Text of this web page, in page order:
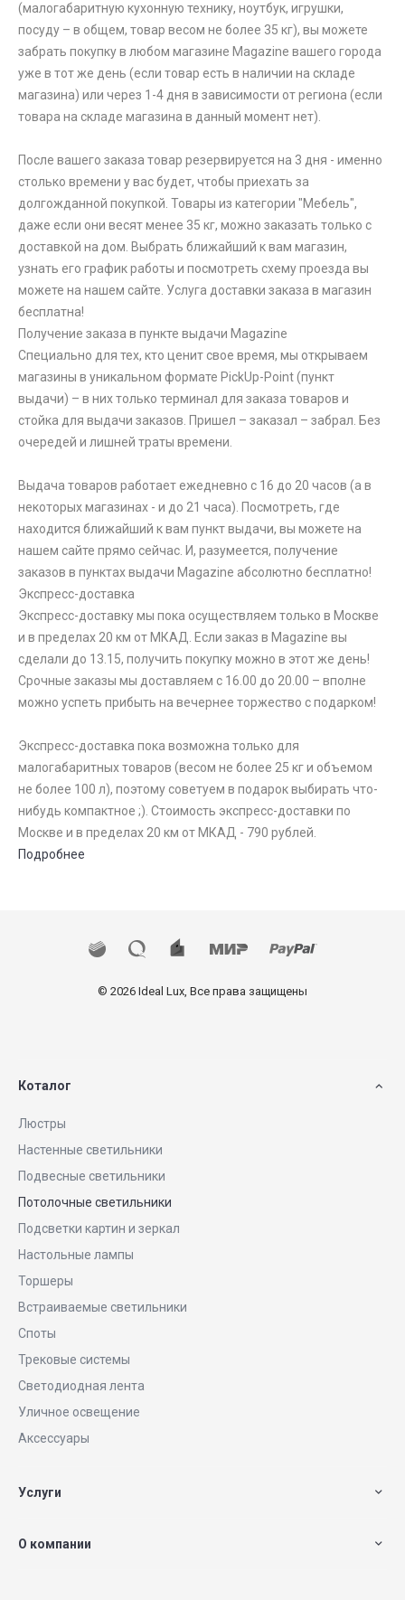
(малогабаритную кухонную технику, ноутбук, игрушки,
посуду – в общем, товар весом не более 35 кг), вы можете
забрать покупку в любом магазине Magazine вашего города
уже в тот же день (если товар есть в наличии на складе
магазина) или через 1-4 дня в зависимости от региона (если
товара на складе магазина в данный момент нет).
После вашего заказа товар резервируется на 3 дня - именно
столько времени у вас будет, чтобы приехать за
долгожданной покупкой. Товары из категории "Мебель",
даже если они весят менее 35 кг, можно заказать только с
доставкой на дом. Выбрать ближайший к вам магазин,
узнать его график работы и посмотреть схему проезда вы
можете на нашем сайте. Услуга доставки заказа в магазин
бесплатна!
Получение заказа в пункте выдачи Magazine
Специально для тех, кто ценит свое время, мы открываем
магазины в уникальном формате PickUp-Point (пункт
выдачи) – в них только терминал для заказа товаров и
стойка для выдачи заказов. Пришел – заказал – забрал. Без
очередей и лишней траты времени.
Выдача товаров работает ежедневно с 16 до 20 часов (а в
некоторых магазинах - и до 21 часа). Посмотреть, где
находится ближайший к вам пункт выдачи, вы можете на
нашем сайте прямо сейчас. И, разумеется, получение
заказов в пунктах выдачи Magazine абсолютно бесплатно!
Экспресс-доставка
Экспресс-доставку мы пока осуществляем только в Москве
и в пределах 20 км от МКАД. Если заказ в Magazine вы
сделали до 13.15, получить покупку можно в этот же день!
Срочные заказы мы доставляем с 16.00 до 20.00 – вполне
можно успеть прибыть на вечернее торжество с подарком!
Экспресс-доставка пока возможна только для
малогабаритных товаров (весом не более 25 кг и объемом
не более 100 л), поэтому советуем в подарок выбирать что-
нибудь компактное ;). Стоимость экспресс-доставки по
Москве и в пределах 20 км от МКАД - 790 рублей.
Подробнее
© 2026 Ideal Lux, Все права защищены
Коталог
Люстры
Настенные светильники
Подвесные светильники
Потолочные светильники
Подсветки картин и зеркал
Настольные лампы
Торшеры
Встраиваемые светильники
Споты
Трековые системы
Светодиодная лента
Уличное освещение
Аксессуары
Услуги
О компании